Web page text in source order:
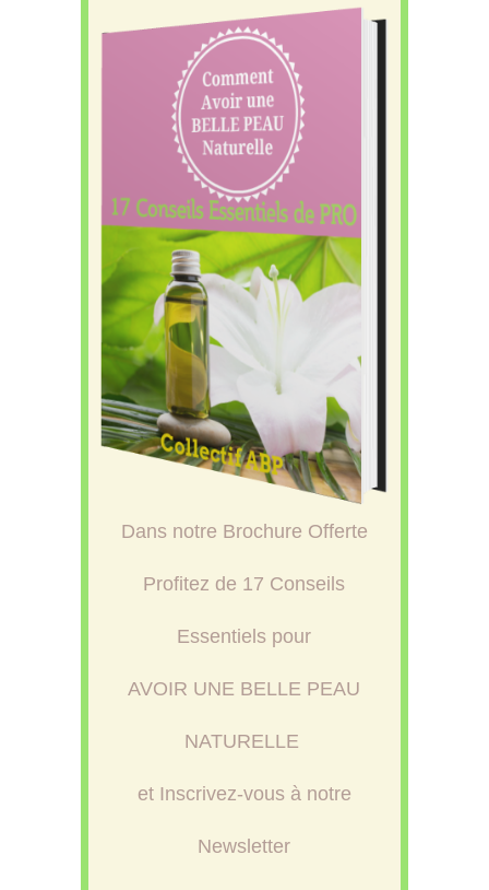
Dans notre Brochure Offerte
Profitez de 17 Conseils
Essentiels pour
AVOIR UNE BELLE PEAU
NATURELLE
et Inscrivez-vous à notre
Newsletter